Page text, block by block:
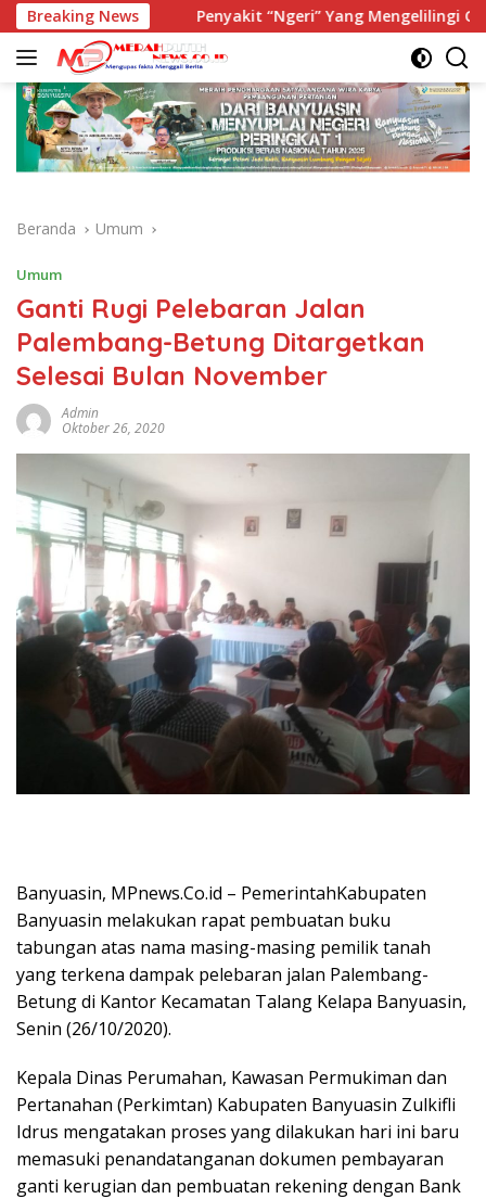
Langsung
ke
konten
Breaking NewsPenyakit “Ngeri” Yang Mengelilingi Generasi
Beranda Umum
Umum
Ganti Rugi Pelebaran Jalan
Palembang-Betung Ditargetkan
Selesai Bulan November
Admin
Oktober 26, 2020
Banyuasin, MPnews.Co.id – PemerintahKabupaten
Banyuasin melakukan rapat pembuatan buku
tabungan atas nama masing-masing pemilik tanah
yang terkena dampak pelebaran jalan Palembang-
Betung di Kantor Kecamatan Talang Kelapa Banyuasin,
Senin (26/10/2020).
Kepala Dinas Perumahan, Kawasan Permukiman dan
Pertanahan (Perkimtan) Kabupaten Banyuasin Zulkifli
Idrus mengatakan proses yang dilakukan hari ini baru
memasuki penandatanganan dokumen pembayaran
ganti kerugian dan pembuatan rekening dengan Bank